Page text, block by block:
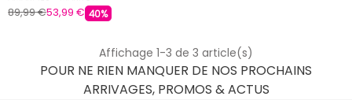
89,99 €53,99 € 40%
Affichage 1-3 de 3 article(s)
POUR NE RIEN MANQUER DE NOS PROCHAINS
ARRIVAGES, PROMOS & ACTUS